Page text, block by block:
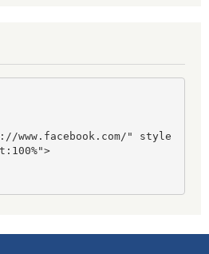
www.facebook.com/" style